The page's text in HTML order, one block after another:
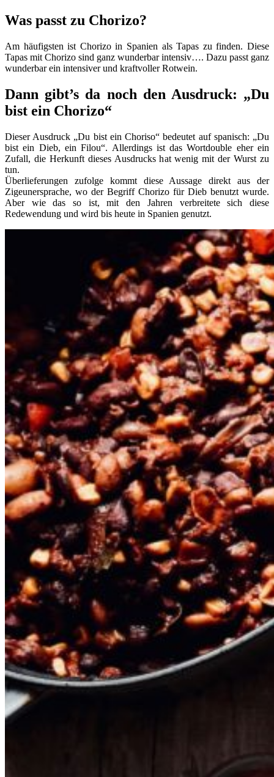
Was passt zu Chorizo?
Am häufigsten ist Chorizo in Spanien als Tapas zu finden. Diese
Tapas mit Chorizo sind ganz wunderbar intensiv…. Dazu passt ganz
wunderbar ein intensiver und kraftvoller Rotwein.
Dann gibt’s da noch den Ausdruck: „Du
bist ein Chorizo“
Dieser Ausdruck „Du bist ein Choriso“ bedeutet auf spanisch: „Du
bist ein Dieb, ein Filou“. Allerdings ist das Wortdouble eher ein
Zufall, die Herkunft dieses Ausdrucks hat wenig mit der Wurst zu
tun.
Überlieferungen zufolge kommt diese Aussage direkt aus der
Zigeunersprache, wo der Begriff Chorizo für Dieb benutzt wurde.
Aber wie das so ist, mit den Jahren verbreitete sich diese
Redewendung und wird bis heute in Spanien genutzt.